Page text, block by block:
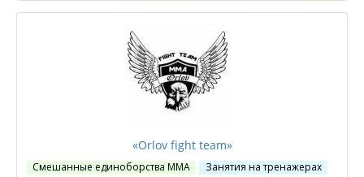
«Orlov fight team»
Смешанные единоборства ММА Занятия на тренажерах